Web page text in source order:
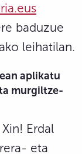
baduzue
leihatilan.
aplikatu
murgiltze-
Erdal
eta